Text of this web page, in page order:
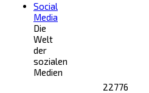
Social
Media
Die
Welt
der
sozialen
Medien
22776